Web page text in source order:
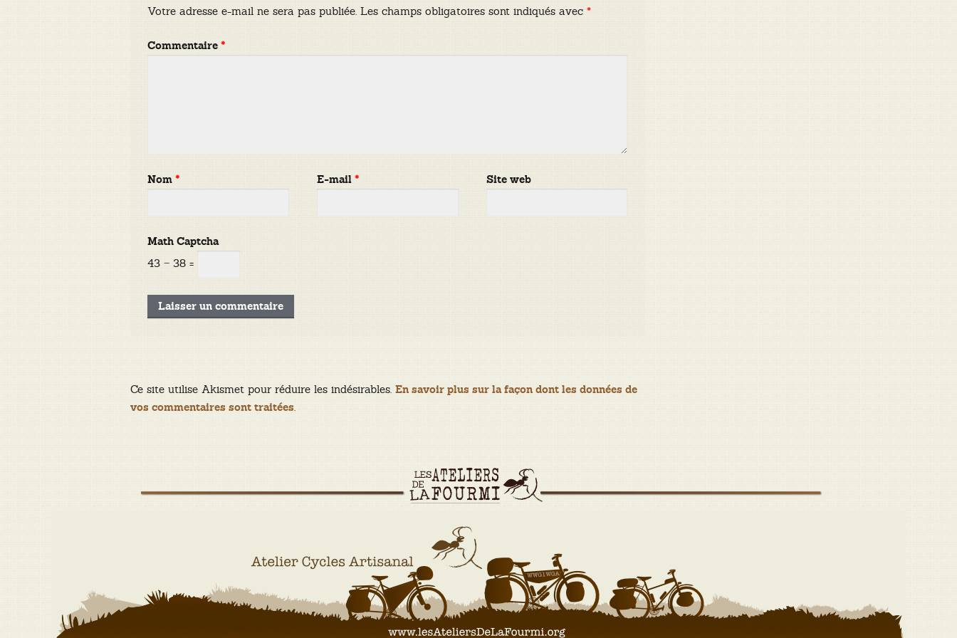
Votre adresse e-mail ne sera pas publiée. Les champs obligatoires sont indiqués avec*
Commentaire*
Nom* E-mail* Site web
Math Captcha
43 − 38 =
Ce site utilise Akismet pour réduire les indésirables.En savoir plus sur la façon dont les données de
vos commentaires sont traitées.